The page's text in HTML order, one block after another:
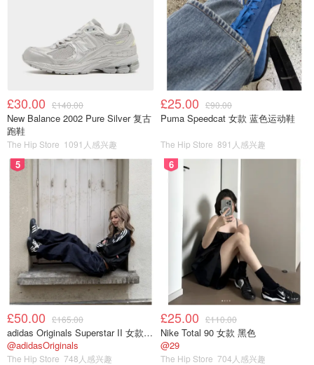
印尼炒面 (印度尼西亚)
£30.00 £140.00
New Balance 2002 Pure Silver 复古
跑鞋
The Hip Store 1091人感兴趣
£25.00 £90.00
Puma Speedcat 女款 蓝色运动鞋
The Hip Store 891人感兴趣
5
£50.00 £165.00
adidas Originals Superstar II 女款串珠休闲鞋 黑色
@adidasOriginals
The Hip Store 748人感兴趣
6
£25.00 £110.00
Nike Total 90 女款 黑色
@29
The Hip Store 704人感兴趣